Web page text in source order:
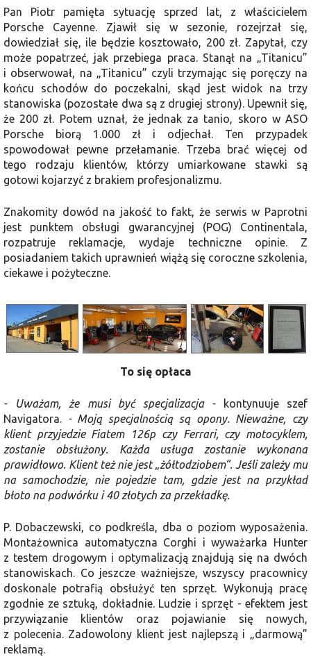
Pan Piotr pamięta sytuację sprzed lat, z właścicielem
Porsche Cayenne. Zjawił się w sezonie, rozejrzał się,
dowiedział się, ile będzie kosztowało, 200 zł. Zapytał, czy
może popatrzeć, jak przebiega praca. Stanął na „Titanicu”
i obserwował, na „Titanicu” czyli trzymając się poręczy na
końcu schodów do poczekalni, skąd jest widok na trzy
stanowiska (pozostałe dwa są z drugiej strony). Upewnił się,
że 200 zł. Potem uznał, że jednak za tanio, skoro w ASO
Porsche biorą 1.000 zł i odjechał. Ten przypadek
spowodował pewne przełamanie. Trzeba brać więcej od
tego rodzaju klientów, którzy umiarkowane stawki są
gotowi kojarzyć z brakiem profesjonalizmu.
Znakomity dowód na jakość to fakt, że serwis w Paprotni
jest punktem obsługi gwarancyjnej (POG) Continentala,
rozpatruje reklamacje, wydaje techniczne opinie. Z
posiadaniem takich uprawnień wiążą się coroczne szkolenia,
ciekawe i pożyteczne.
To się opłaca
- Uważam, że musi być specjalizacja -
kontynuuje szef
Navigatora. - Moją specjalnością są opony. Nieważne, czy
klient przyjedzie Fiatem 126p czy Ferrari, czy motocyklem,
zostanie obsłużony. Każda usługa zostanie wykonana
prawidłowo. Klient też nie jest „żółtodziobem”. Jeśli zależy mu
na samochodzie, nie pojedzie tam, gdzie jest na przykład
błoto na podwórku i 40 złotych za przekładkę.
P. Dobaczewski, co podkreśla, dba o poziom wyposażenia.
Montażownica automatyczna Corghi i wyważarka Hunter
z testem drogowym i optymalizacją znajdują się na dwóch
stanowiskach. Co jeszcze ważniejsze, wszyscy pracownicy
doskonale potrafią obsłużyć ten sprzęt. Wykonują pracę
zgodnie ze sztuką, dokładnie. Ludzie i sprzęt - efektem jest
przywiązanie klientów oraz pojawianie się nowych,
z polecenia. Zadowolony klient jest najlepszą i „darmową”
reklamą.